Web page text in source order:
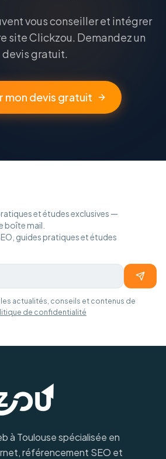
vous conseiller et intégrer
site Clickzou. Demandez un
devis gratuit.
mon devis gratuit
et études exclusives —
boîte mail.
guides pratiques et études
actualités, conseils et contenus de
de confidentialité
à Toulouse spécialisée en
référencement SEO et